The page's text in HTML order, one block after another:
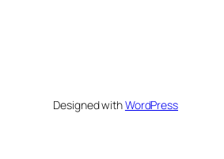
Designed withWordPress